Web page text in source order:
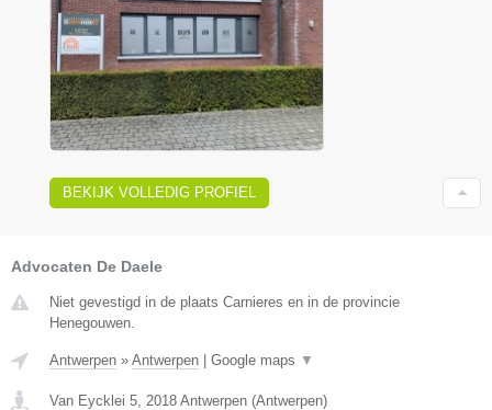
BEKIJK VOLLEDIG PROFIEL
Advocaten De Daele
Niet gevestigd in de plaats Carnieres en in de provincie
Henegouwen.
Antwerpen » Antwerpen Google maps ▼
Van Eycklei 5 2018 Antwerpen (Antwerpen)